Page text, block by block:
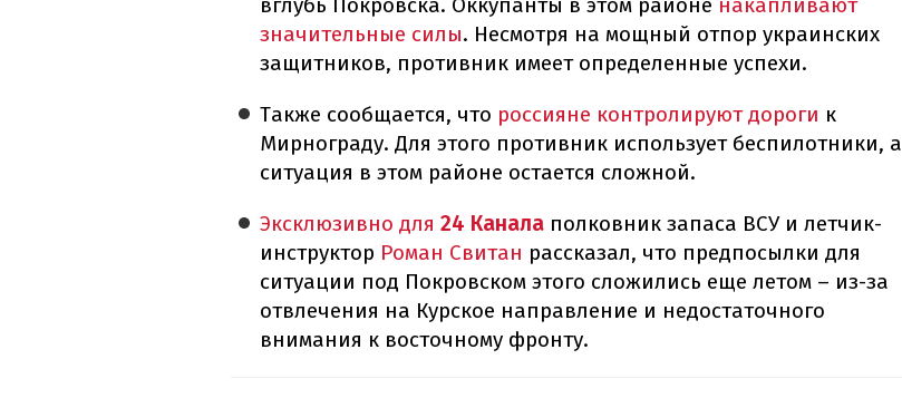
вглубь Покровска. Оккупанты в этом районе накапливают
значительные силы. Несмотря на мощный отпор украинских
защитников, противник имеет определенные успехи.
Также сообщается, что россияне контролируют дороги к
Мирнограду. Для этого противник использует беспилотники, а
ситуация в этом районе остается сложной.
Эксклюзивно для24 Канала полковник запаса ВСУ и летчик-
инструктор Роман Свитан рассказал, что предпосылки для
ситуации под Покровском этого сложились еще летом – из-за
отвлечения на Курское направление и недостаточного
внимания к восточному фронту.